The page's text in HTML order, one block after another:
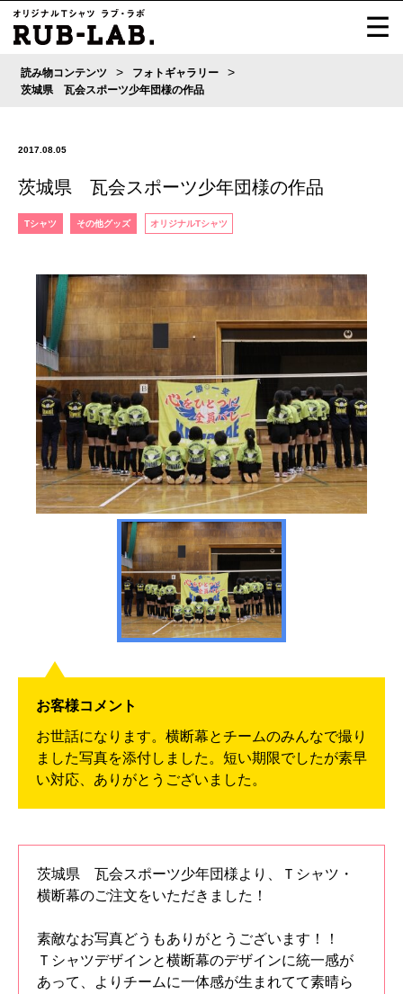
読み物コンテンツ > フォトギャラリー >
茨城県 瓦会スポーツ少年団様の作品
2017.08.05
茨城県 瓦会スポーツ少年団様の作品
Tシャツ その他グッズ オリジナルTシャツ
お客様コメント
お世話になります。横断幕とチームのみんなで撮り
ました写真を添付しました。短い期限でしたが素早
い対応、ありがとうございました。
茨城県 瓦会スポーツ少年団様より、Ｔシャツ・
横断幕のご注文をいただきました！
素敵なお写真どうもありがとうございます！！
Ｔシャツデザインと横断幕のデザインに統一感が
あって、よりチームに一体感が生まれてて素晴ら